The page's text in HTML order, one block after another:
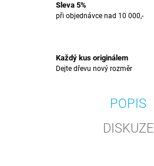
Sleva 5%
při objednávce nad 10 000,-
Každý kus originálem
Dejte dřevu nový rozměr
POPIS
DISKUZE